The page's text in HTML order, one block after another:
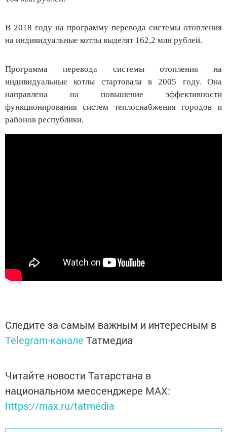
В 2018 году на программу перевода системы отопления
на индивидуальные котлы выделят 162,2 млн рублей.
Программа перевода системы отопления на
индивидуальные котлы стартовала в 2005 году. Она
направлена на повышение эффективности
функционирования систем теплоснабжения городов и
районов республики.
Следите за самым важным и интересным в
Telegram-канале Татмедиа
Читайте новости Татарстана в
национальном мессенджере MАХ:
https://max.ru/tatmedia